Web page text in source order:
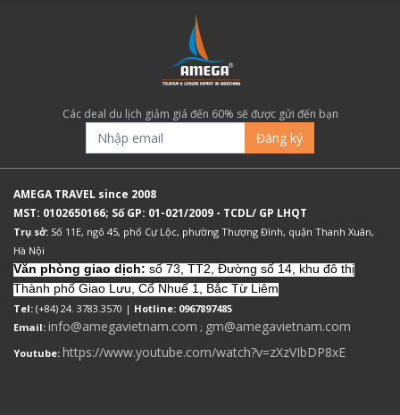
Các deal du lịch giảm giá đến 60% sẽ được gửi đến bạn
Đăng ký
AMEGA TRAVEL since 2008
MST: 0102650166; Số GP: 01-021/2009 - TCDL/ GP LHQT
Trụ sở: Số 11E, ngõ 45, phố Cự Lộc, phường Thượng Đình, quận Thanh Xuân,
Hà Nội
Văn phòng giao dịch: số 73, TT2, Đường số 14, khu đô thị
Thành phố Giao Lưu, Cổ Nhuế 1, Bắc Từ Liêm
Tel: (+84) 24. 3783.3570 | Hotline: 0967897485
Email: info@amegavietnam.com ; gm@amegavietnam.com
Youtube: https://www.youtube.com/watch?v=zXzVIbDP8xE